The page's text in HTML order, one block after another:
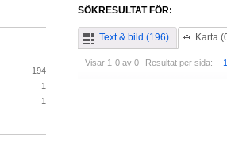
SÖKRESULTAT FÖR:
Text & bild (196) Karta
Visar 1-0 av 0 Resultat per sida:
194
1
1